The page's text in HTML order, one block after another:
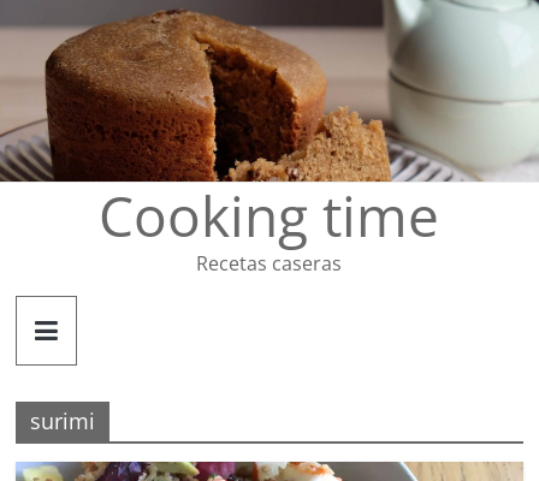
contenido
Cooking time
Recetas caseras
surimi